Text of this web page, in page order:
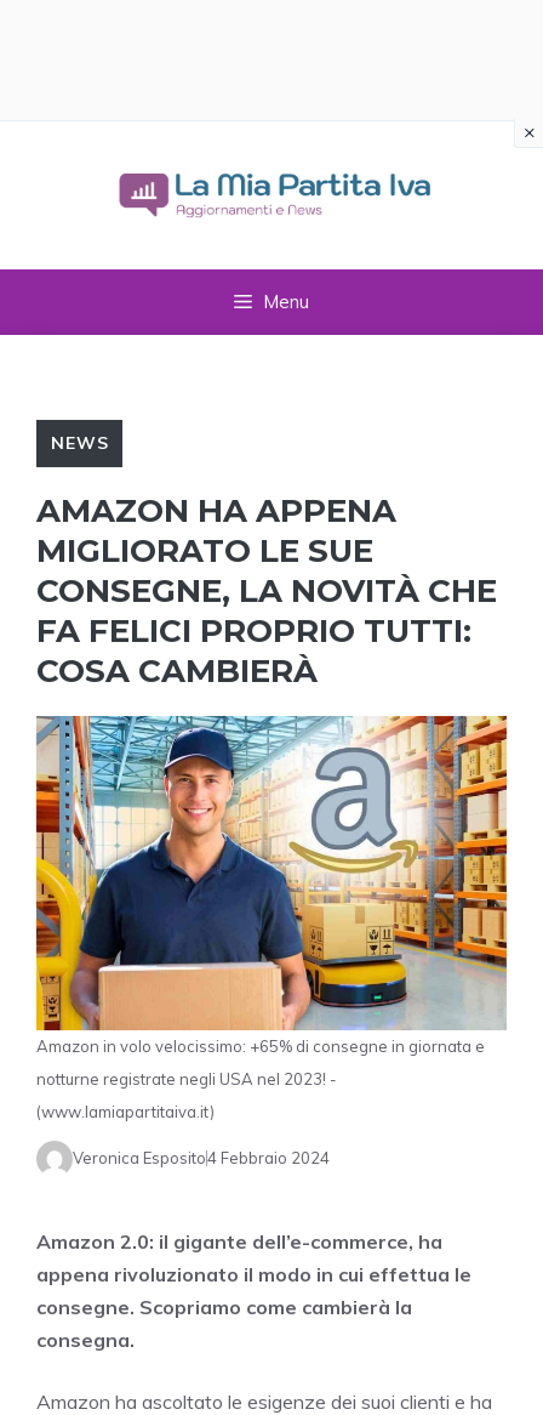
Menu
NEWS
AMAZON HA APPENA
MIGLIORATO LE SUE
CONSEGNE, LA NOVITÀ CHE
FA FELICI PROPRIO TUTTI:
COSA CAMBIERÀ
Amazon in volo velocissimo: +65% di consegne in giornata e
notturne registrate negli USA nel 2023! -
(www.lamiapartitaiva.it)
Veronica Esposito4 Febbraio 2024
Amazon 2.0: il gigante dell’e-commerce, ha
appena rivoluzionato il modo in cui effettua le
consegne. Scopriamo come cambierà la
consegna.
Amazon ha ascoltato le esigenze dei suoi clienti e ha
×